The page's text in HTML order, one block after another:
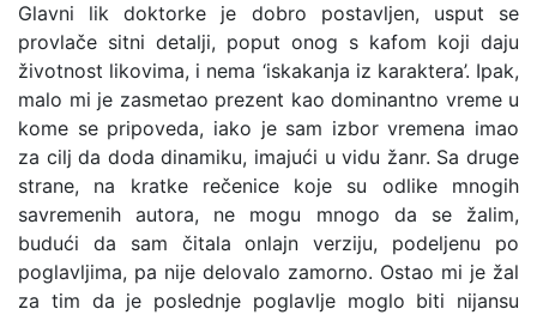
Glavni lik doktorke je dobro postavljen, usput se
provlače sitni detalji, poput onog s kafom koji daju
životnost likovima, i nema ‘iskakanja iz karaktera’. Ipak,
malo mi je zasmetao prezent kao dominantno vreme u
kome se pripoveda, iako je sam izbor vremena imao
za cilj da doda dinamiku, imajući u vidu žanr. Sa druge
strane, na kratke rečenice koje su odlike mnogih
savremenih autora, ne mogu mnogo da se žalim,
budući da sam čitala onlajn verziju, podeljenu po
poglavljima, pa nije delovalo zamorno. Ostao mi je žal
za tim da je poslednje poglavlje moglo biti nijansu